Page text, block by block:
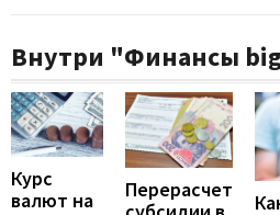
Внутри "Финансы
Курс
валют на
Перерасчет